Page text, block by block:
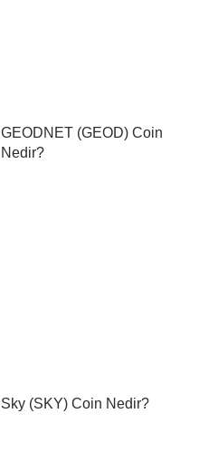
GEODNET (GEOD) Coin
Nedir?
Sky (SKY) Coin Nedir?